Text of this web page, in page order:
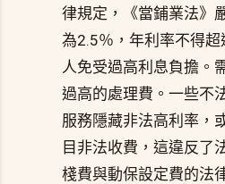
律規定，《當鋪業法》
為2.5％，年利率不得
人免受過高利息負擔。
過高的處理費。一些不
服務隱藏非法高利率，
目非法收費，這違反了
棧費與動保設定費的法